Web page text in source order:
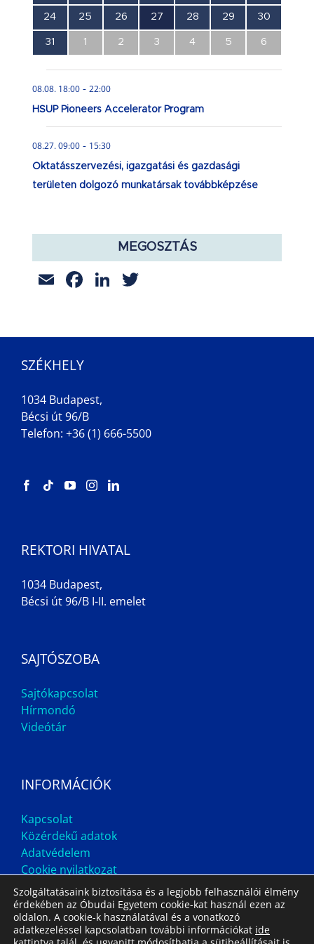
esemény,esemény,esemény,esemény,esemény,esemény,esemény,
0
esemény,
24
0
esemény,
25
0
esemény,
26
1
esemény,
27
0
esemény,
28
0
esemény,
29
0
esemény,
30
0
esemény,
31
0
esemény,
1
0
esemény,
2
0
esemény,
3
0
esemény,
4
0
esemény,
5
0
esemény,
6
08.08. 18:00- 22:00
HSUP Pioneers Accelerator Program
08.27. 09:00- 15:30
Oktatásszervezési, igazgatási és gazdasági
területen dolgozó munkatársak továbbképzése
MEGOSZTÁS
EmailFacebook
LinkedIn
SZÉKHELY
1034 Budapest,
Bécsi út 96/B
Telefon: +36 (1) 666-5500
REKTORI HIVATAL
1034 Budapest,
Bécsi út 96/B I-II. emelet
SAJTÓSZOBA
Sajtókapcsolat
Hírmondó
Videótár
INFORMÁCIÓK
Kapcsolat
Közérdekű adatok
Adatvédelem
Cookie nyilatkozat
Szolgáltatásaink biztosítása és a legjobb felhasználói élmény
érdekében az Óbudai Egyetem cookie-kat használ ezen az
oldalon. A cookie-k használatával és a vonatkozó
adatkezeléssel kapcsolatban további információkat ide